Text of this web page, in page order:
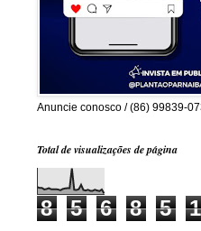
Anuncie conosco / (86) 99839-
Total de visualizações de página
8 5 6 8 5 1